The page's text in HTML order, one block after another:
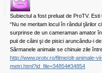
Subiectul a fost preluat de ProTV. Esti
“Nu ne meritam locul în rândul ţărilor
surprinse de un cameraman amator
puii de câini şi de pisici aruncându-i
Sărmanele animale se chinuie zile
http://www.protv.ro/filme/olt-animale-
metri.html?id_file=34854#34854